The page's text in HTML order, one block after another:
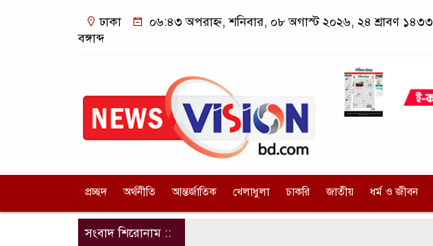
ঢাকা
০৬:৪৩ অপরাহ্ন, শনিবার, ০৮ অগাস্ট ২০২৬, ২৪ শ্রাবণ ১৪৩৩
বঙ্গাব্দ
প্রচ্ছদ অর্থনীতি আন্তর্জাতিক খেলাধুলা চাকরি জাতীয় ধর্ম ও জীবন
সংবাদ শিরোনাম ::